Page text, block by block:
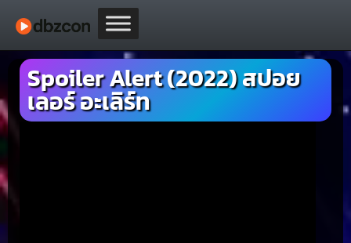
Spoiler Alert (2022) สปอย
เลอร์ อะเลิร์ท